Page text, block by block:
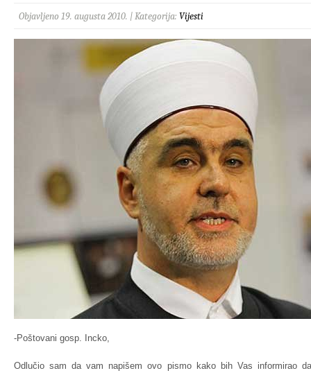
Objavljeno 19. augusta 2010. | Kategorija: Vijesti
-Poštovani gosp. Incko,
Odlučio sam da vam napišem ovo pismo kako bih Vas informirao